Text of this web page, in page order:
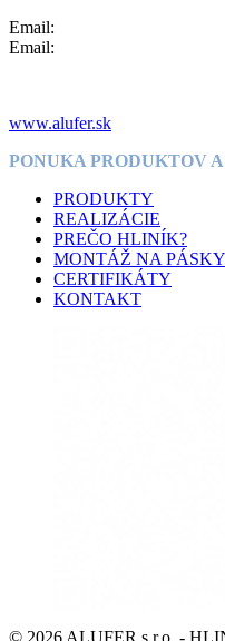
Email:
Email:
www.alufer.sk
PONUKA PRODUKTOV
PRODUKTY
REALIZÁCIE
PREČO HLINÍK?
MONTÁŽ NA PÁSKY
CERTIFIKÁTY
KONTAKT
© 2026 ALUFER s.r.o. -